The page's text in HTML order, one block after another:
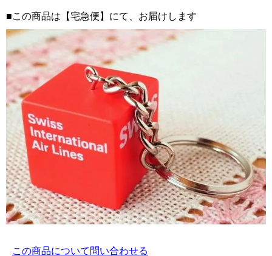
■この商品は【宅急便】にて、お届けします
この商品について問い合わせる